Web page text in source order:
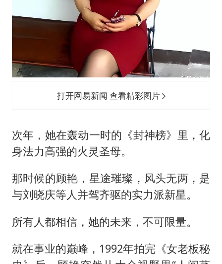
打开网易新闻 查看精彩图片
次年，她在轰动一时的《封神榜》里，化
身法力高强的火灵圣母。
那时候的顾艳，星途璀璨，风头无两，是
与刘晓庆等人并驾齐驱的实力派新星。
所有人都相信，她的未来，不可限量。
就在事业的巅峰，1992年拍完《女老板秘